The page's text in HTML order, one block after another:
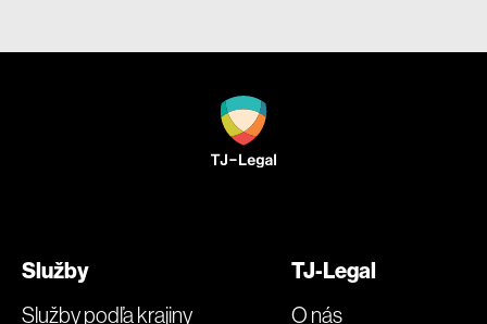
Služby
Služby podľa krajiny
TJ-Legal
O nás